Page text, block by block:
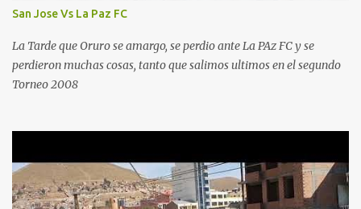
San Jose Vs La Paz FC
La Tarde que Oruro se amargo, se perdio ante La PAz FC y se
perdieron muchas cosas, tanto que salimos ultimos en el segundo
Torneo 2008